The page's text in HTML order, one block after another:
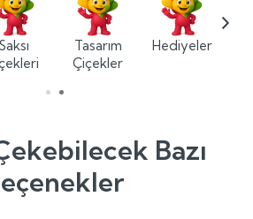
Saksı
Tasarım
Çiçekler
Hediyeler
Bazı